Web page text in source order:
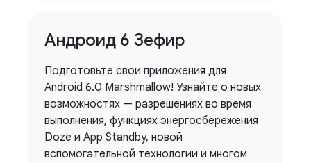
Андроид 6 Зефир
Подготовьте свои приложения для
Android 6.0 Marshmallow! Узнайте о новых
возможностях — разрешениях во время
выполнения, функциях энергосбережения
Doze и App Standby, новой
вспомогательной технологии и многом